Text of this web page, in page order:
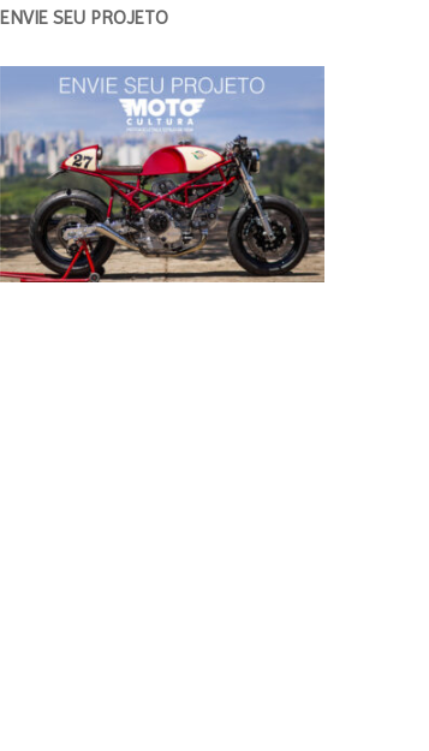
ENVIE SEU PROJETO